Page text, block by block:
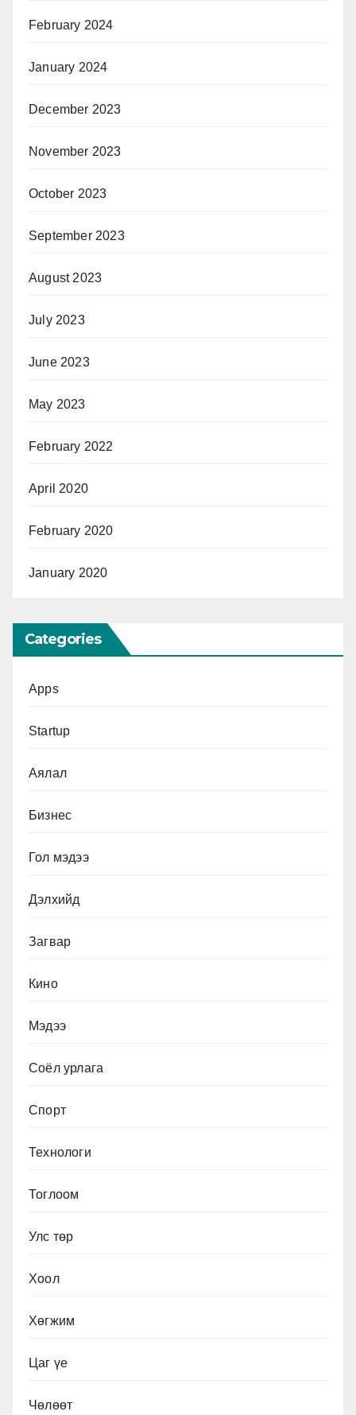
February 2024
January 2024
December 2023
November 2023
October 2023
September 2023
August 2023
July 2023
June 2023
May 2023
February 2022
April 2020
February 2020
January 2020
Categories
Apps
Startup
Аялал
Бизнес
Гол мэдээ
Дэлхийд
Загвар
Кино
Мэдээ
Соёл урлага
Спорт
Технологи
Тоглоом
Улс төр
Хоол
Хөгжим
Цаг үе
Чөлөөт